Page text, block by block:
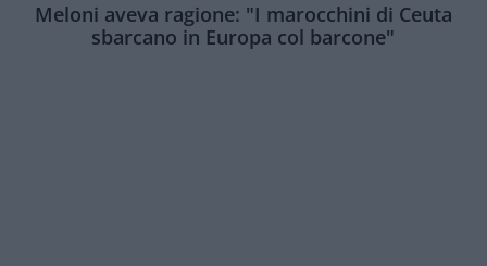
Meloni aveva ragione: "I marocchini di Ceuta
sbarcano in Europa col barcone"